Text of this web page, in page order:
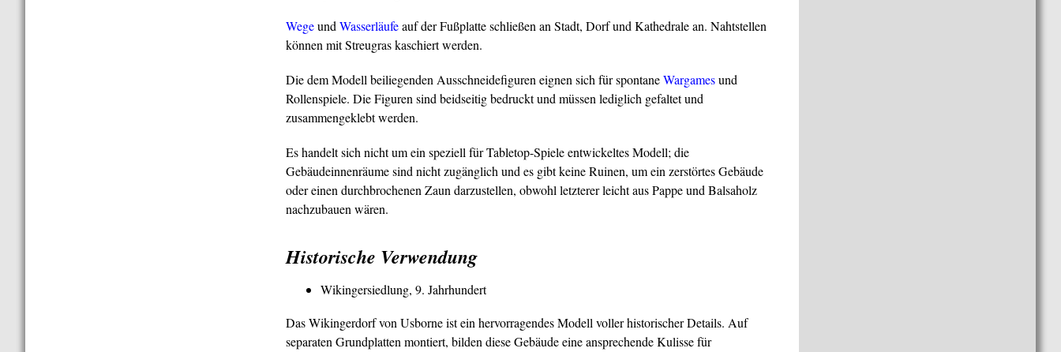
Wegeund Wasserläufeauf der Fußplatte schließen an Stadt, Dorf und Kathedrale an. Nahtstellen
können mit Streugras kaschiert werden.
Die dem Modell beiliegenden Ausschneidefiguren eignen sich für spontaneWargamesund
Rollenspiele. Die Figuren sind beidseitig bedruckt und müssen lediglich gefaltet und
zusammengeklebt werden.
Es handelt sich nicht um ein speziell für Tabletop-Spiele entwickeltes Modell; die
Gebäudeinnenräume sind nicht zugänglich und es gibt keine Ruinen, um ein zerstörtes Gebäude
oder einen durchbrochenen Zaun darzustellen, obwohl letzterer leicht aus Pappe und Balsaholz
nachzubauen wären.
Historische Verwendung
Wikingersiedlung, 9. Jahrhundert
Das Wikingerdorf von Usborne ist ein hervorragendes Modell voller historischer Details. Auf
separaten Grundplatten montiert, bilden diese Gebäude eine ansprechende Kulisse für